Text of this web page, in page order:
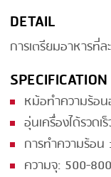
SEARING
SKIN PACK
SKINNING
SLICING
SMOKING
STEAMING
DETAIL
การเตรียมอาหารที่
SPECIFICATION
หม้อทำความร้อน
อุ่นเครื่องได้รวดเ
การทำความร้อ
ความจุ: 500-